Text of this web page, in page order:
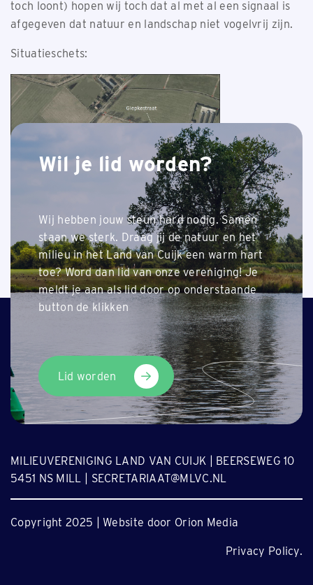
toch loont) hopen wij toch dat al met al een signaal is
afgegeven dat natuur en landschap niet vogelvrij zijn.
Situatieschets:
Terug naar nieuwsoverzicht
Wil je lid worden?
Wij hebben jouw steun hard nodig. Samen
staan we sterk. Draag jij de natuur en het
milieu in het Land van Cuijk een warm hart
toe? Word dan lid van onze vereniging! Je
meldt je aan als lid door op onderstaande
button de klikken
Lid worden
MILIEUVERENIGING LAND VAN CUIJK | BEERSEWEG 10
5451 NS MILL | SECRETARIAAT@MLVC.NL
Copyright 2025 | Website door Orion Media
Privacy Policy.